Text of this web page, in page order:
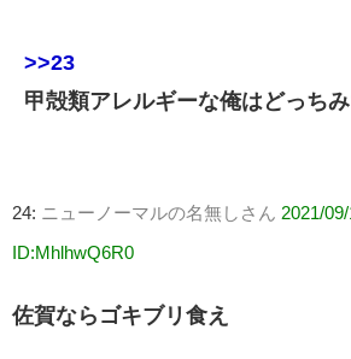
>>23
甲殻類アレルギーな俺はどっち
24: ニューノーマルの名無しさん 2021/
ID:MhlhwQ6R0
佐賀ならゴキブリ食え